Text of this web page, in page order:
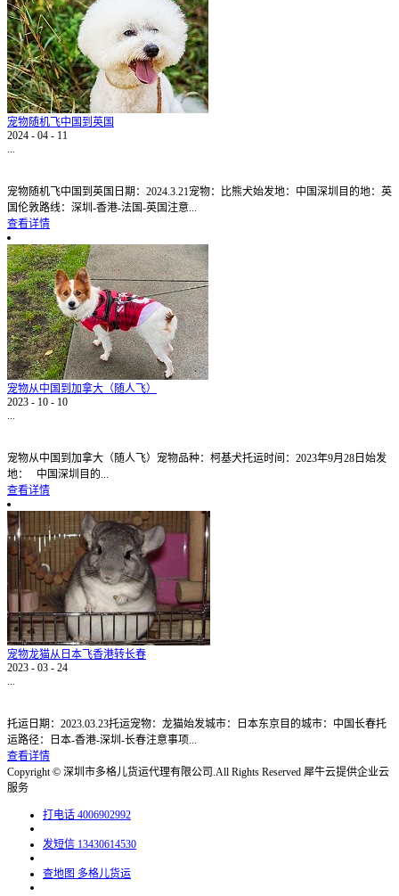
宠物随机飞中国到英国
2024 - 04 - 11
...
宠物随机飞中国到英国日期：2024.3.21宠物：比熊犬始发地：中国深圳目的地：英
国伦敦路线：深圳-香港-法国-英国注意...
查看详情
宠物从中国到加拿大（随人飞）
2023 - 10 - 10
...
宠物从中国到加拿大（随人飞）宠物品种：柯基犬托运时间：2023年9月28日始发
地： 中国深圳目的...
查看详情
宠物龙猫从日本飞香港转长春
2023 - 03 - 24
...
托运日期：2023.03.23托运宠物：龙猫始发城市：日本东京目的城市：中国长春托
运路径：日本-香港-深圳-长春注意事项...
查看详情
Copyright © 深圳市多格儿货运代理有限公司.All Rights Reserved 犀牛云提供企业云
服务
打电话 4006902992
发短信 13430614530
查地图 多格儿货运